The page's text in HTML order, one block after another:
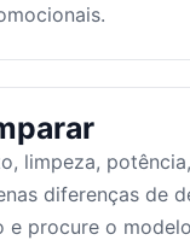
limpeza,
diferenças de
procure o